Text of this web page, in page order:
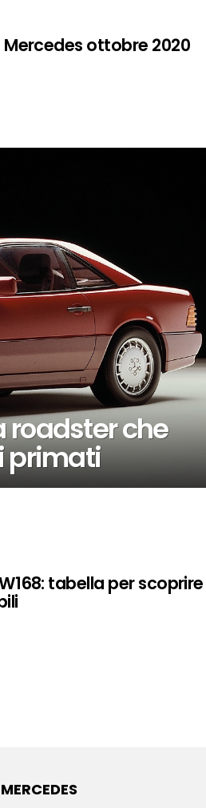
ottobre 2020
roadster che
primati
tabella per scoprire